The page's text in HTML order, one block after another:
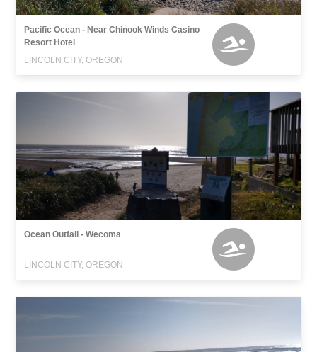
Pacific Ocean - Near Chinook Winds Casino
Resort Hotel
LINCOLN CITY, OREGON
Ocean Outfall - Wecoma
LINCOLN CITY, OREGON